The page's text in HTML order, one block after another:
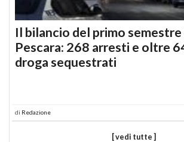
Il bilancio del primo
Pescara: 268 arresti e oltre
droga sequestrati
di Redazione
[ vedi tutte ]